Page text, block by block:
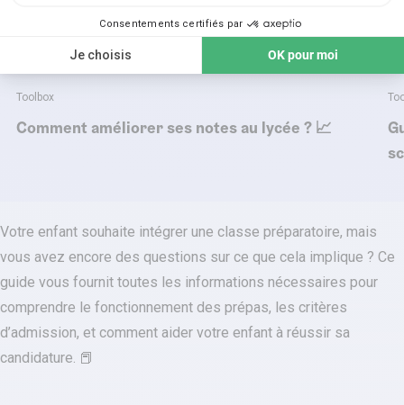
Toolbox
Comment améliorer ses notes au lycée ? 📈
Votre enfant souhaite intégrer une classe préparatoire, mais
vous avez encore des questions sur ce que cela implique ? Ce
guide vous fournit toutes les informations nécessaires pour
comprendre le fonctionnement des prépas, les critères
d’admission, et comment aider votre enfant à réussir sa
candidature. 📕